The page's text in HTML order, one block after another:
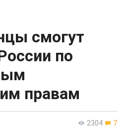
смогут
по
правам
2304 7